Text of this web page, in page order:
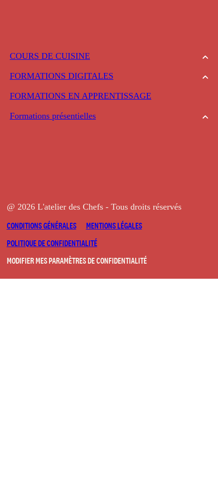
COURS DE CUISINE
FORMATIONS DIGITALES
FORMATIONS EN APPRENTISSAGE
Formations présentielles
@ 2026 L'atelier des Chefs - Tous droits réservés
CONDITIONS GÉNÉRALES
MENTIONS LÉGALES
POLITIQUE DE CONFIDENTIALITÉ
MODIFIER MES PARAMÈTRES DE CONFIDENTIALITÉ